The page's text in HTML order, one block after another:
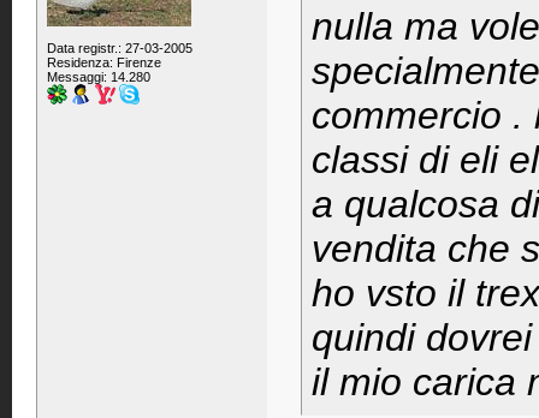
Data registr.: 27-03-2005
Residenza: Firenze
Messaggi: 14.280
nulla ma
commercio .
classi di eli
a qualcosa
vendita che
ho vsto il
quindi
il mio carica